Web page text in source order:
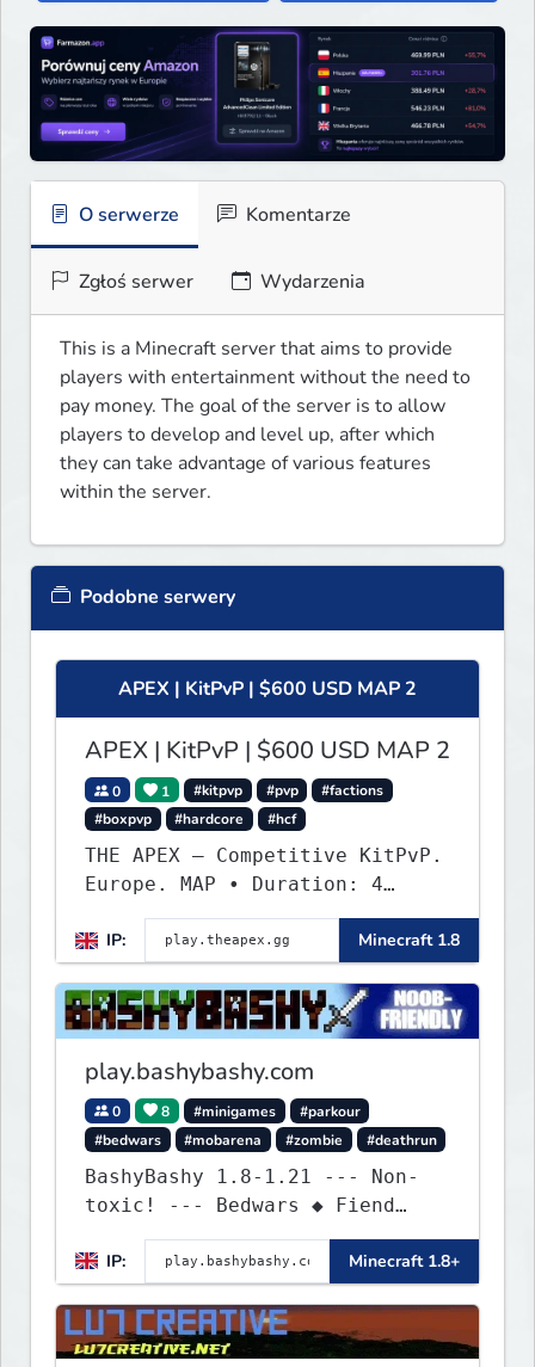
O serwerze Komentarze
Zgłoś serwer Wydarzenia
This is a Minecraft server that aims to provide
players with entertainment without the need to
pay money. The goal of the server is to allow
players to develop and level up, after which
they can take advantage of various features
within the server.
Podobne serwery
APEX | KitPvP | $600 USD MAP 2
APEX | KitPvP | $600 USD MAP 2
0 1 #kitpvp #pvp
#factions
#boxpvp
#hardcore #hcf
THE APEX — Competitive KitPvP.
Europe. MAP • Duration: 4
weeks • Region: Europe •
Teams: 8-man • Bow boosting
enabled • Combat tag: 15
seconds • 4 outposts · 4 daily
KoTHs PRIZE POOL — $1,200
PAYPAL website:
https://theapex.gg/
IP: Minecraft 1.8
play.bashybashy.com
0 8 #minigames
#parkour
#bedwars
#mobarena #zombie #deathrun
BashyBashy 1.8-1.21 --- Non-
toxic! --- Bedwars ◆ Fiend
IP:
Minecraft 1.8+